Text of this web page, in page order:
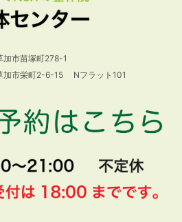
市苗塚町278-1
加市栄町2-6-15 Nフラット101